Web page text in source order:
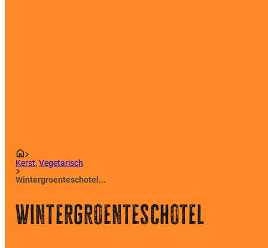
Kerst,Vegetarisch
Wintergroenteschotel...
Wintergroenteschotel